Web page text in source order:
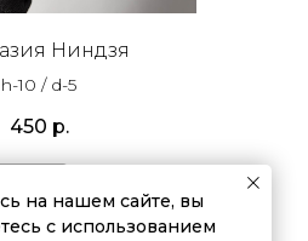
на нашем сайте, вы
с использованием
Ниндзя
h-10 / d-5
450 р.